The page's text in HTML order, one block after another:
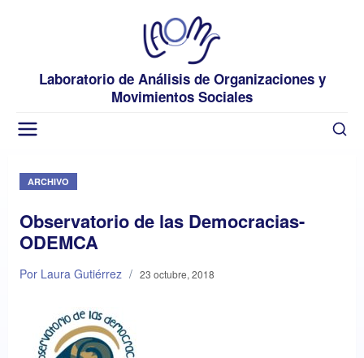
Laboratorio de Análisis de Organizaciones y
Movimientos Sociales
ARCHIVO
Observatorio de las Democracias-
ODEMCA
Por Laura Gutiérrez / 23 octubre, 2018